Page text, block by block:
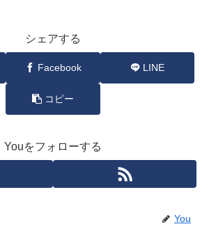
シェアする
Facebook LINE
コピー
Youをフォローする
You